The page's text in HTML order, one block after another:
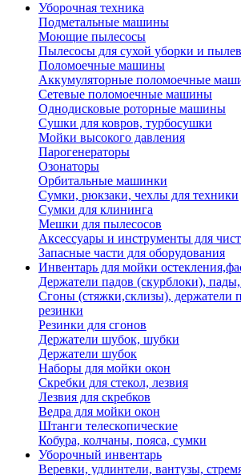
Уборочная техника
Подметальные машины
Моющие пылесосы
Пылесосы для сухой уборки и
Поломоечные машины
Аккумуляторные поломоечные
Сетевые поломоечные машины
Однодисковые роторные машины
Сушки для ковров, турбосушки
Мойки высокого давления
Парогенераторы
Озонаторы
Орбитальные машинки
Сумки, рюкзаки, чехлы для техники
Сумки для клининга
Мешки для пылесосов
Аксессуары и инструменты для
Запасные части для оборудования
Инвентарь для мойки
Держатели падов (скурблоки), пады,
Сгоны (стяжки,склизы), держатели
резинки
Резинки для сгонов
Держатели шубок, шубки
Держатели шубок
Наборы для мойки окон
Скребки для стекол, лезвия
Лезвия для скребков
Ведра для мойки окон
Штанги телескопические
Кобура, колчаны, пояса, сумки
Уборочный инвентарь
Веревки, удлинтели, вантузы,